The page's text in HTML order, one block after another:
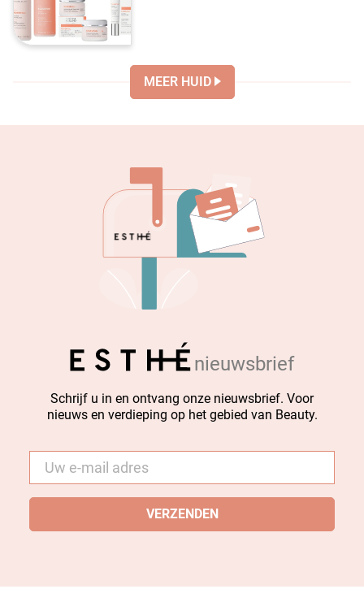
MEER HUID
nieuwsbrief
Schrijf u in en ontvang onze nieuwsbrief. Voor
nieuws en verdieping op het gebied van Beauty.
mail *